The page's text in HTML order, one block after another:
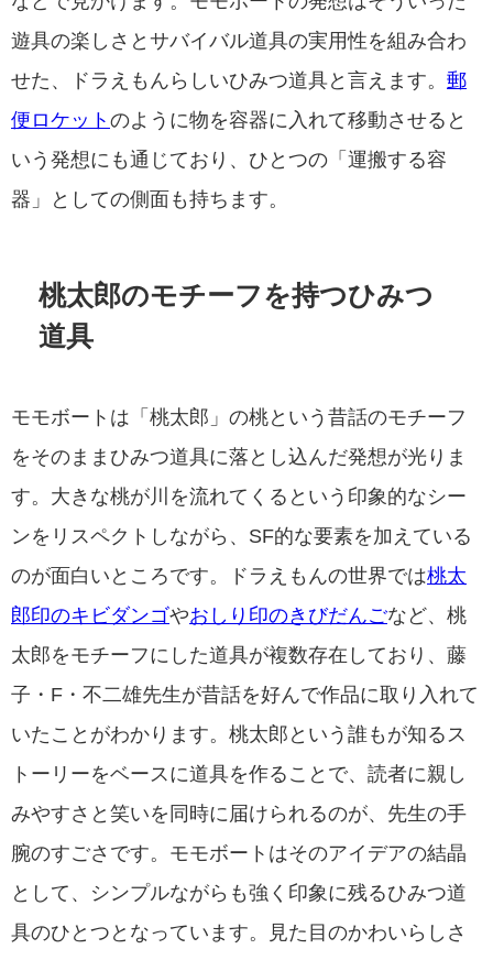
遊具の楽しさとサバイバル道具の実用性を組み合わ
せた、ドラえもんらしいひみつ道具と言えます。 郵
便ロケット のように物を容器に入れて移動させると
いう発想にも通じており、ひとつの「運搬する容
器」としての側面も持ちます。
桃太郎のモチーフを持つひみつ
道具
モモボートは「桃太郎」の桃という昔話のモチーフ
をそのままひみつ道具に落とし込んだ発想が光りま
す。大きな桃が川を流れてくるという印象的なシー
ンをリスペクトしながら、SF的な要素を加えている
のが面白いところです。ドラえもんの世界では桃太
郎印のキビダンゴやおしり印のきびだんごなど、桃
太郎をモチーフにした道具が複数存在しており、藤
子・F・不二雄先生が昔話を好んで作品に取り入れて
いたことがわかります。桃太郎という誰もが知るス
トーリーをベースに道具を作ることで、読者に親し
みやすさと笑いを同時に届けられるのが、先生の手
腕のすごさです。モモボートはそのアイデアの結晶
として、シンプルながらも強く印象に残るひみつ道
具のひとつとなっています。見た目のかわいらしさ